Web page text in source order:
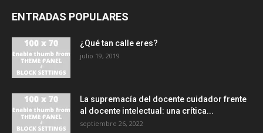
ENTRADAS POPULARES
¿Qué tan calle eres?
julio 19, 2019
La supremacía del docente cuidador frente
al docente intelectual: una crítica...
septiembre 26, 2022